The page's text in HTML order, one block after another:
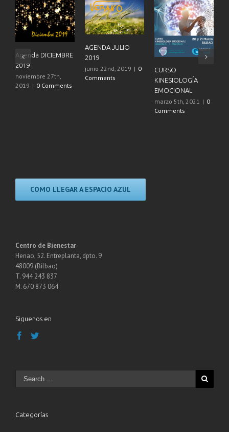
Agenda DICIEMBRE
2019
noviembre 27th,
2019 | 0 Comments
AGENDA JULIO
2019
junio 22nd, 2019 | 0
Comments
CURSO
KINESIOLOGÍA
EMOCIONAL
marzo 5th, 2021 | 0
Comments
COMO LLEGAR A ESPACIO AZUL
Centro de Bienestar
Henao, 52. Entreplanta, dpto. 9
48009 (Bilbao)
T. 944 243 837
M. 670 873 064
Siguenos en
Categorías